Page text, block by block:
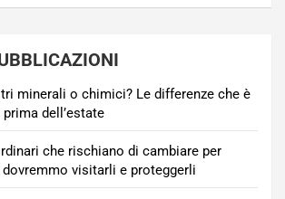
minerali o chimici? Le differenze che è
dell’estate
che rischiano di cambiare per
visitarli e proteggerli